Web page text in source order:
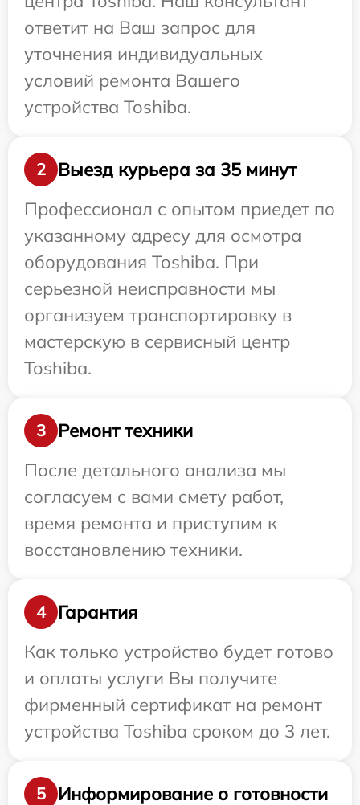
ответит на Ваш запрос для
уточнения индивидуальных
условий ремонта Вашего
устройства Toshiba.
2
Выезд курьера за 35 минут
Профессионал с опытом приедет по
указанному адресу для осмотра
оборудования Toshiba. При
серьезной неисправности мы
организуем транспортировку в
мастерскую в сервисный центр
Toshiba.
3
Ремонт техники
После детального анализа мы
согласуем с вами смету работ,
время ремонта и приступим к
восстановлению техники.
4
Гарантия
Как только устройство будет готово
и оплаты услуги Вы получите
фирменный сертификат на ремонт
устройства Toshiba сроком до 3 лет.
5 Информирование о готовности